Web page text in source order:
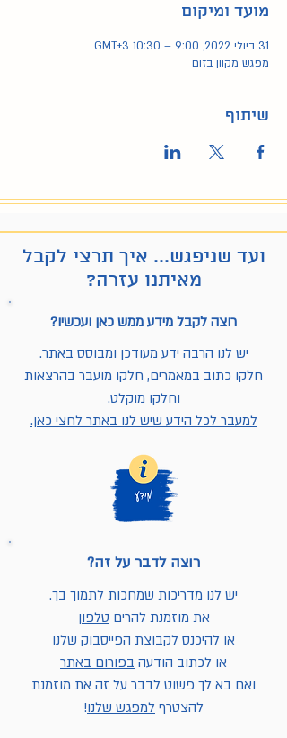
מועד ומיקום
31 ביולי 2022, 9:00 – 10:30 GMT‎+3‎
מפגש מקוון בזום
שיתוף
ועד שניפגש... איך תרצי לקבל
מאיתנו עזרה?
רוצה לקבל מידע ממש כאן ועכשיו?
יש לנו הרבה ידע מעודכן ומבוסס באתר.
חלקו כתוב במאמרים, חלקו מועבר בהרצאות
וחלקו מוקלט.
למעבר לכל הידע שיש לנו באתר לחצי כאן.
רוצה לדבר על זה?
יש לנו מדריכות שמחכות לתמוך בך.
את מוזמנת להרים טלפון
או להיכנס לקבוצת הפייסבוק שלנו
או לכתוב הודעה בפורום באתר
ואם בא לך פשוט לדבר על זה את מוזמנת
להצטרף למפגש שלנו!